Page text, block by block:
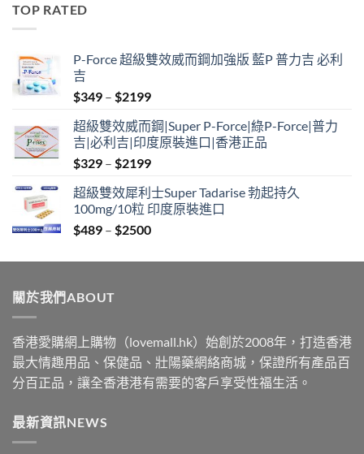
TOP RATED
P-Force 超級雙效威而鋼加強版 藍P 普力吉 必利
吉
$349 – $2199Price
$349
through
$2199
超級雙效威而鋼|Super P-Force|綠P-Force|普力
吉|必利吉|印度原裝進口|香港正品
$329 – $2199Price
$329
through
$2199
超級雙效犀利士Super Tadarise 勃起持久
100mg/10粒 印度原裝進口
$489 – $2500Price
$489
關於我們ABOUT
香港愛購網上購物（lovemall.hk）始創於2008年，打造香港
最大情趣用品、保健品、壯陽藥網絡商城，保證所有產品百
分百正品，讓全香港港有需要的客戶享受性福生活。
最新資訊NEWS